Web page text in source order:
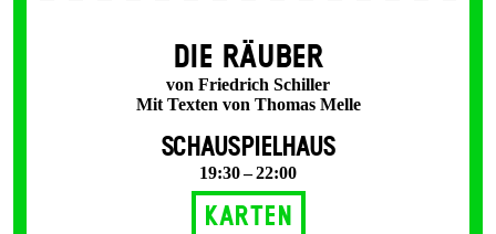
DIE RÄUBER
von Friedrich Schiller
Mit Texten von Thomas Melle
SCHAUSPIELHAUS
19:30 – 22:00
Karten